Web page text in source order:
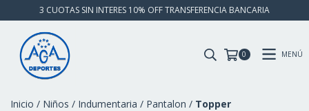
3 CUOTAS SIN INTERES 10% OFF TRANSFERENCIA BANCARIA
0 MENÚ
Inicio / Niños / Indumentaria / Pantalon / Topper